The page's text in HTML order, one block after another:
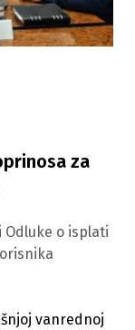
za
Odluke o isplati
vanrednoj